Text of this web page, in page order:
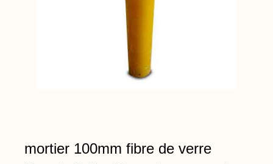
mortier 100mm fibre de verre